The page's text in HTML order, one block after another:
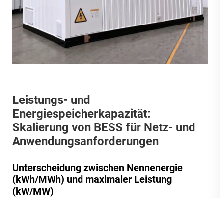
Leistungs- und
Energiespeicherkapazität:
Skalierung von BESS für Netz- und
Anwendungsanforderungen
Unterscheidung zwischen Nennenergie
(kWh/MWh) und maximaler Leistung
(kW/MW)